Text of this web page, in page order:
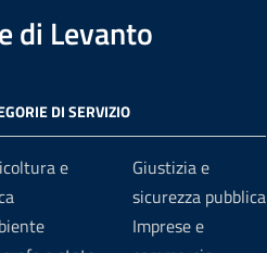
di Levanto
DI SERVIZIO
e
Giustizia e
sicurezza pubblica
Imprese e